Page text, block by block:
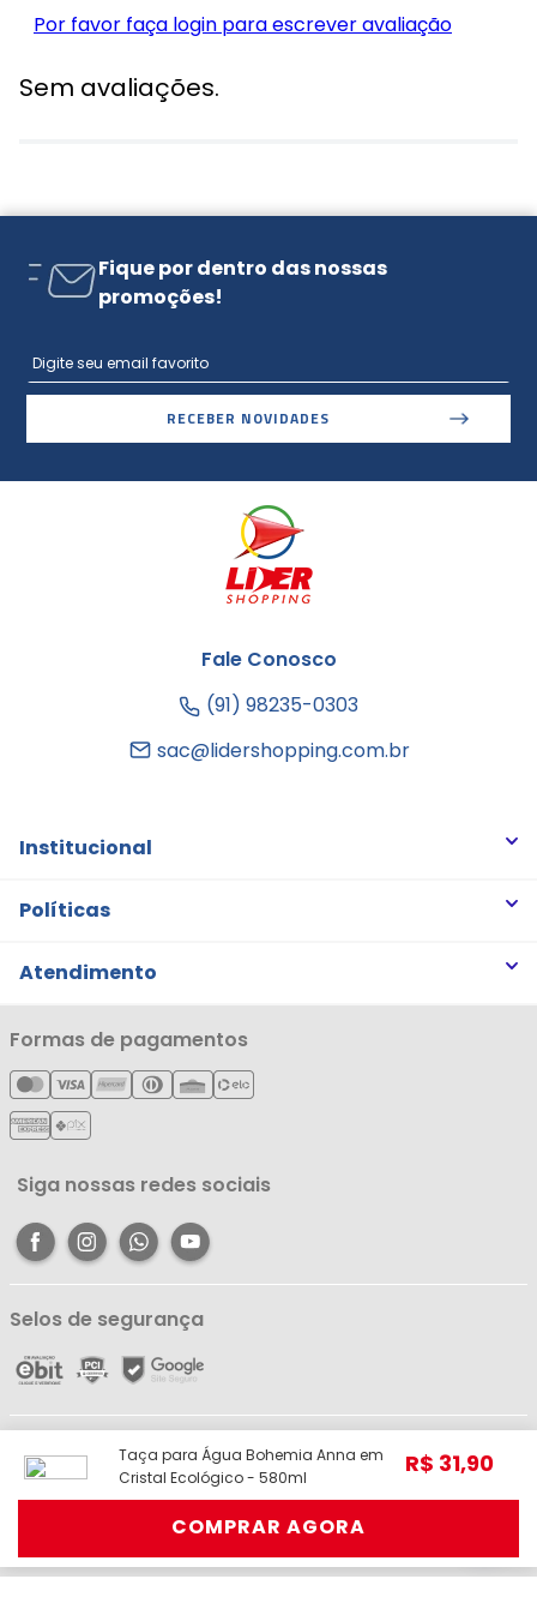
Taça para Água Bohemia Anna em
Cristal Ecológico - 580ml
R$ 31,90
COMPRAR AGORA
Por favor faça login para escrever avaliação
Sem avaliações.
Fique por dentro das nossas
promoções!
RECEBER NOVIDADES
Fale Conosco
(91) 98235-0303
sac@lidershopping.com.br
Institucional
Quem somos
Notícias
Cartão Líderzan
Políticas
Trocas e Devoluções
Política de Privacidade
Política de Entrega
Política de Reembolso
Atendimento
Minha Conta
Meus Pedidos
Meus Favoritos
Central de Atendimento
Formas de pagamentos
Siga nossas redes sociais
Selos de segurança
Líder Comércio e Indústria Ltda - ME - CNPJ: 05.054.671/0001-59 | R. dos
Pariquis, 1056 - Jurunas, Belém - PA, 66033-590 | Telefone: (91) 98403-
3948 © Todos os direitos reservados.